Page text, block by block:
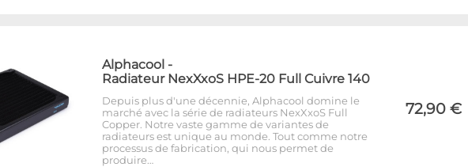
Alphacool -
Radiateur NexXxoS HPE-20 Full Cuivre 140
Depuis plus d'une décennie, Alphacool domine le
marché avec la série de radiateurs NexXxoS Full
Copper. Notre vaste gamme de variantes de
radiateurs est unique au monde. Tout comme notre
processus de fabrication, qui nous permet de
produire…
72,90 €